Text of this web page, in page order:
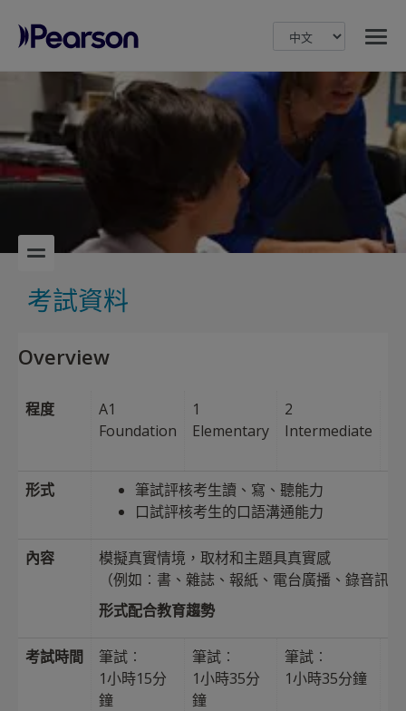
Pearson
考試資料
Overview
程度
A1
Foundation
1
Elementary
2
Intermediate
形式
筆試評核考生讀、寫、聽能力
口試評核考生的口語溝通能力
內容
模擬真實情境，取材和主題具真實感
（例如︰書、雜誌、報紙、電台廣播、錄音訊
形式配合教育趨勢
考試時間
筆試︰
1小時15分
鐘
筆試︰
1小時35分
鐘
筆試︰
1小時35分鐘